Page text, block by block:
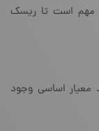
مهم است تا ریسک
معیار اساسی وجود